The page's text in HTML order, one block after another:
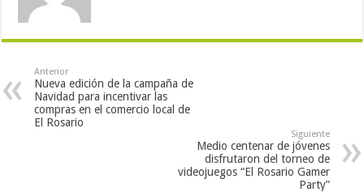
Anterior
Nueva edición de la campaña de
Navidad para incentivar las
compras en el comercio local de
El Rosario
Siguiente
Medio centenar de jóvenes
disfrutaron del torneo de
videojuegos “El Rosario Gamer
Party”